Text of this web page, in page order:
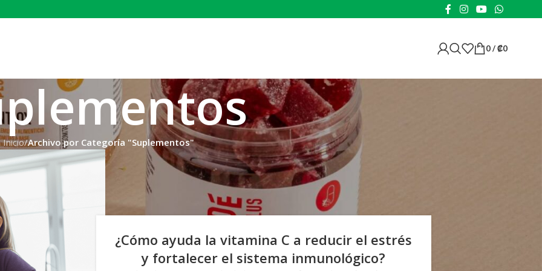
0/ ₡0
Inicio/Archivo por Categoría "Suplementos"
¿Cómo ayuda la vitamina C a reducir el estrés
y fortalecer el sistema inmunológico?